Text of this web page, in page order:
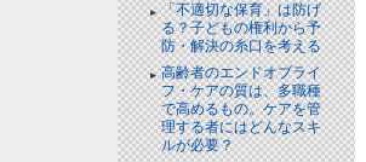
「不適切な保育」は防げ
る？子どもの権利から予
防・解決の糸口を考える
高齢者のエンドオブライ
フ・ケアの質は、多職種
で高めるもの。ケアを管
理する者にはどんなスキ
ルが必要？